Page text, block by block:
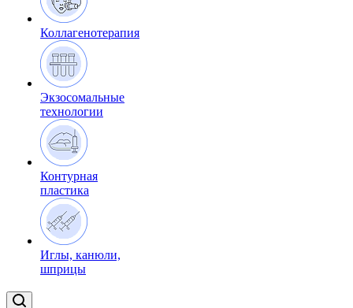
Коллагенотерапия
Экзосомальные
технологии
Контурная
пластика
Иглы, канюли,
шприцы